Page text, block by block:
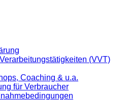
(VVT)
Coaching & u.a.
für Verbraucher